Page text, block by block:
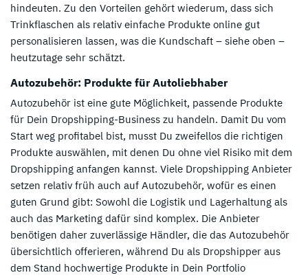
hindeuten. Zu den Vorteilen gehört wiederum, dass sich
Trinkflaschen als relativ einfache Produkte online gut
personalisieren lassen, was die Kundschaft – siehe oben –
heutzutage sehr schätzt.
Autozubehör: Produkte für Autoliebhaber
Autozubehör ist eine gute Möglichkeit, passende Produkte
für Dein Dropshipping-Business zu handeln. Damit Du vom
Start weg profitabel bist, musst Du zweifellos die richtigen
Produkte auswählen, mit denen Du ohne viel Risiko mit dem
Dropshipping anfangen kannst. Viele Dropshipping Anbieter
setzen relativ früh auch auf Autozubehör, wofür es einen
guten Grund gibt: Sowohl die Logistik und Lagerhaltung als
auch das Marketing dafür sind komplex. Die Anbieter
benötigen daher zuverlässige Händler, die das Autozubehör
übersichtlich offerieren, während Du als Dropshipper aus
dem Stand hochwertige Produkte in Dein Portfolio